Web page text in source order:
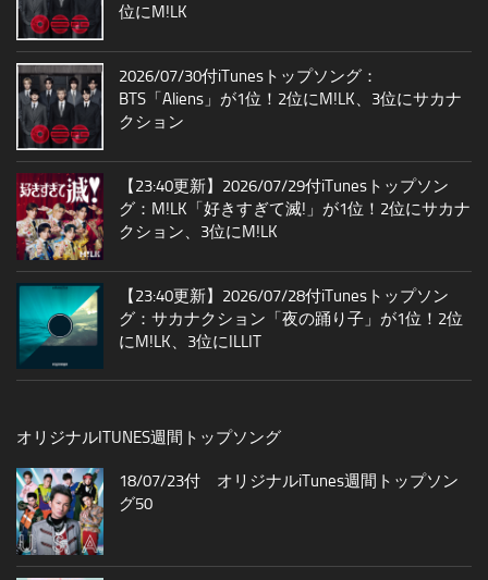
位にM!LK
2026/07/30付iTunesトップソング：
BTS「Aliens」が1位！2位にM!LK、3位にサカナ
クション
【23:40更新】2026/07/29付iTunesトップソン
グ：M!LK「好きすぎて滅!」が1位！2位にサカナ
クション、3位にM!LK
【23:40更新】2026/07/28付iTunesトップソン
グ：サカナクション「夜の踊り子」が1位！2位
にM!LK、3位にILLIT
オリジナルITUNES週間トップソング
18/07/23付 オリジナルiTunes週間トップソン
グ50